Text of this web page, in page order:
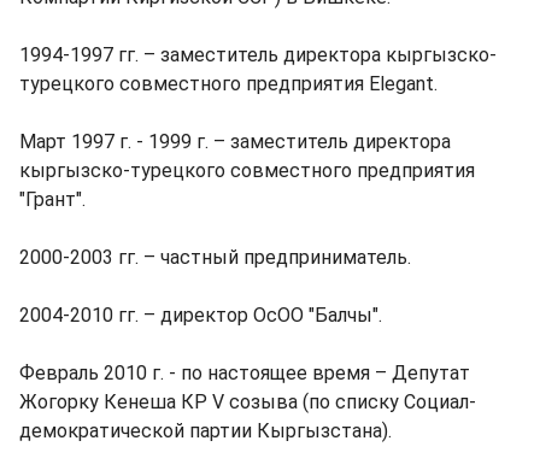
1994-1997 гг. – заместитель директора кыргызско-
турецкого совместного предприятия Elegant.
Март 1997 г. - 1999 г. – заместитель директора
кыргызско-турецкого совместного предприятия
"Грант".
2000-2003 гг. – частный предприниматель.
2004-2010 гг. – директор ОсОО "Балчы".
Февраль 2010 г. - по настоящее время – Депутат
Жогорку Кенеша КР V созыва (по списку Социал-
демократической партии Кыргызстана).